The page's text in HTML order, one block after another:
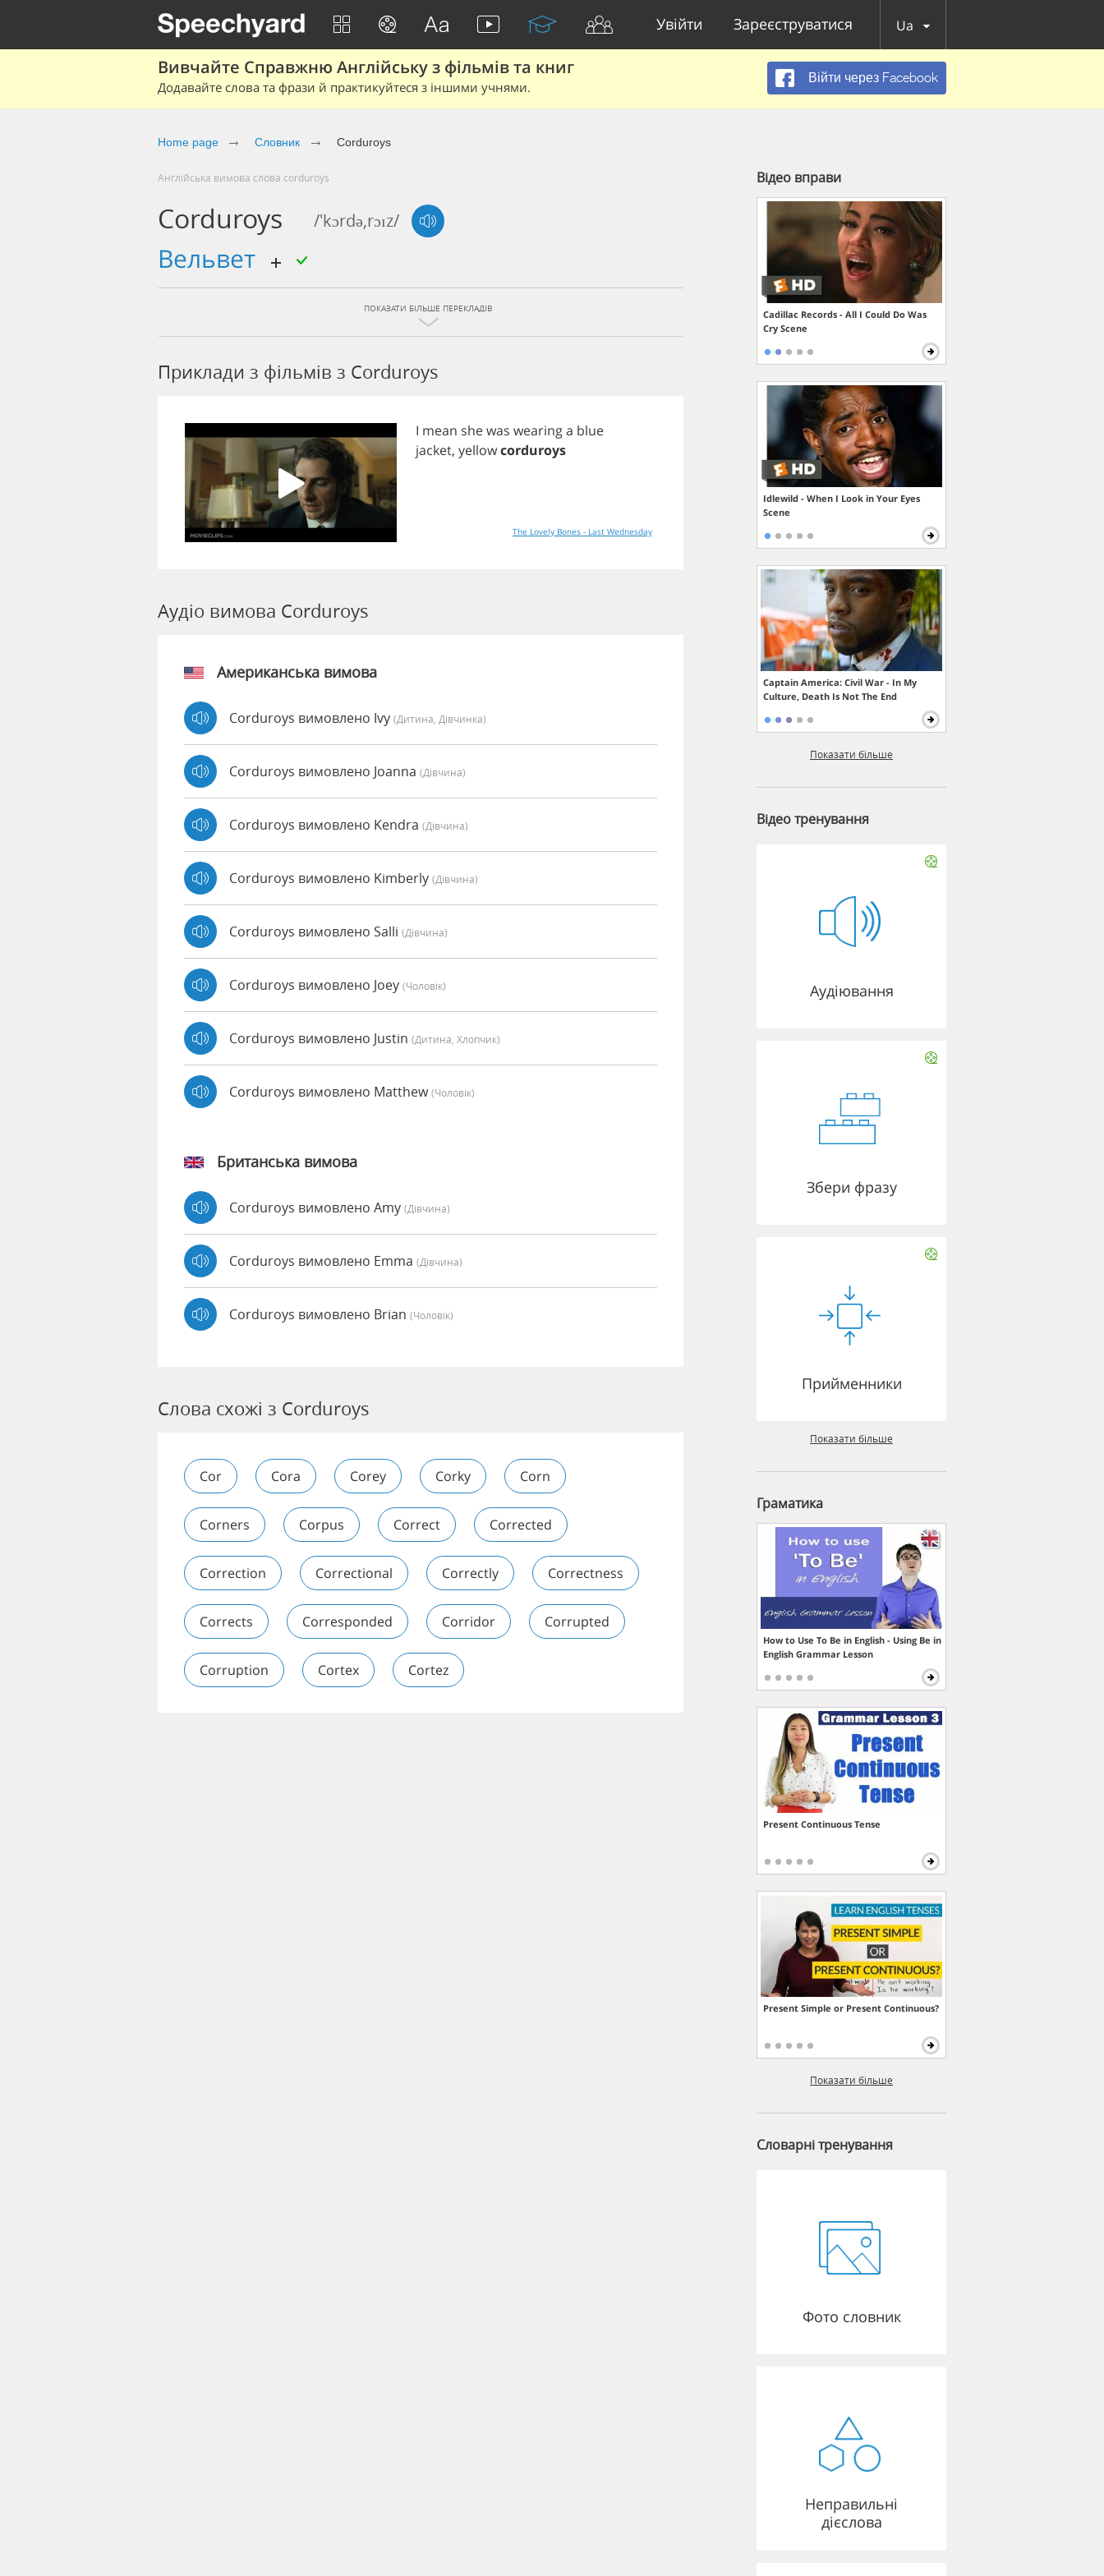
Увійти Зареєструватися Ua
Вивчайте Справжню Англійську з фільмів та книг
Додавайте слова та фрази й практикуйтеся з іншими учнями.
Війти через Facebook
Home page Cловник Corduroys
Англійська вимова слова corduroys
Corduroys /'kɔrdə,rɔɪz/
вельвет
ПОКАЗАТИ БІЛЬШЕ ПЕРЕКЛАДІВ
Приклади з фільмів з Corduroys
I mean shewas wearinga blue
jacket, yellowcorduroys
The Lovely Bones - Last Wednesday
Аудіо вимова Corduroys
Американська вимова
Corduroys вимовлено Ivy (дитина, Дівчинка)
Corduroys вимовлено Joanna (дівчина)
Corduroys вимовлено Kendra (дівчина)
Corduroys вимовлено Kimberly (дівчина)
Corduroys вимовлено Salli (дівчина)
Corduroys вимовлено Joey (чоловік)
Corduroys вимовлено Justin (дитина, Хлопчик)
Corduroys вимовлено Matthew(чоловік)
Британська вимова
Corduroys вимовлено Amy (дівчина)
Corduroys вимовлено Emma (дівчина)
Corduroys вимовлено Brian (чоловік)
Слова схожі з Corduroys
Cor Cora Corey Corky Corn
Corners Corpus Correct Corrected
Correction Correctional Correctly Correctness
Corrects Corresponded Corridor Corrupted
Corruption Cortex Cortez
Відео вправи
Cadillac Records - All I Could Do Was
Cry Scene
Idlewild - When I Look in Your Eyes
Scene
Captain America: Civil War - In My
Culture, Death Is Not The End
Показати більше
Відео тренування
Аудіювання
Збери фразу
Прийменники
Показати більше
Граматика
How to Use To Be in English - Using Be in
English Grammar Lesson
Present Continuous Tense
Present Simple or Present Continuous?
Показати більше
Словарні тренування
Фото словник
Неправильні
дієслова